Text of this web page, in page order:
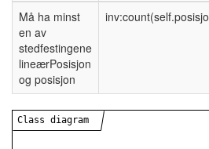
Må ha minst
en av
stedfestingene
lineærPosisjon
og posisjon